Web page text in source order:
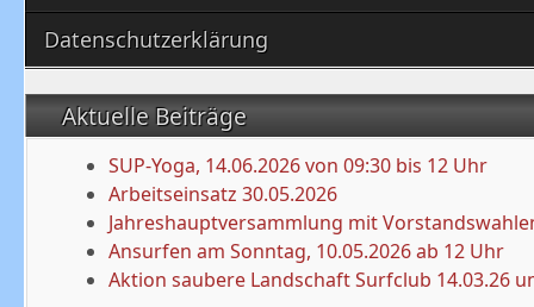
Datenschutzerklärung
Aktuelle Beiträge
SUP-Yoga, 14.06.2026 von 09:30 bis 12 Uhr
Arbeitseinsatz 30.05.2026
Jahreshauptversammlung mit
Ansurfen am Sonntag, 10.05.2026 ab 12 Uhr
Aktion saubere Landschaft Surfclub 14.03.26